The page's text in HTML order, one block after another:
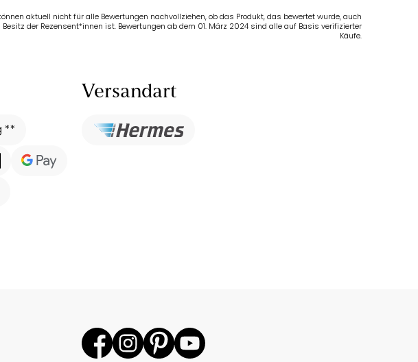
aktuell nicht für alle Bewertungen nachvollziehen, ob das Produkt, das bewertet wurde, auch
der Rezensent*innen ist. Bewertungen ab dem 01. März 2024 sind alle auf Basis verifizierter
Käufe.
**
Versandart